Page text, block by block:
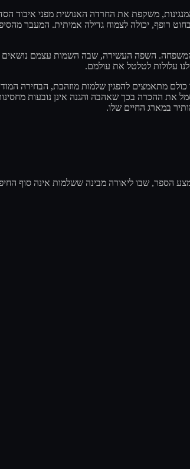
משקפת את החרדה האנושית מפני איבוד
רופף, יכולה לצמוח גדילה אמיתית. המעבר
השפה העשירה, שבה השמות עצמם נושאים
עלולות לטלטל את עולמם.
מתאמצים להפגין שלמות מוזהבת, הבחירה
ההכרה בכך שאהבה והגנה אינן נובעות
במארג החיים שלו.
הספר, שבו ליאורה מבינה ששלמות אינה סוף